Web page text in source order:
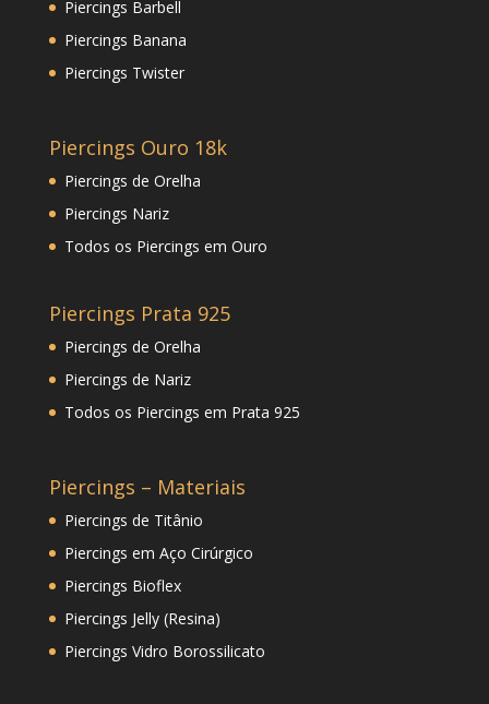
Piercings Barbell
Piercings Banana
Piercings Twister
Piercings Ouro 18k
Piercings de Orelha
Piercings Nariz
Todos os Piercings em Ouro
Piercings Prata 925
Piercings de Orelha
Piercings de Nariz
Todos os Piercings em Prata 925
Piercings – Materiais
Piercings de Titânio
Piercings em Aço Cirúrgico
Piercings Bioflex
Piercings Jelly (Resina)
Piercings Vidro Borossilicato